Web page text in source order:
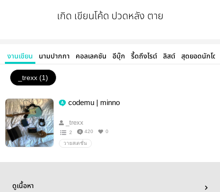
เกิด เขียนโค้ด ปวดหลัง ตาย
งานเขียน นามปากกา คอลเลคชัน อีบุ๊ก รี้ดถึงไรต์ ลิสต์ สุดยอดนักโด
_trexx (1)
codemu | minno
_trexx
2 420 0
วายสเตชั่น
ดูเนื้อหา